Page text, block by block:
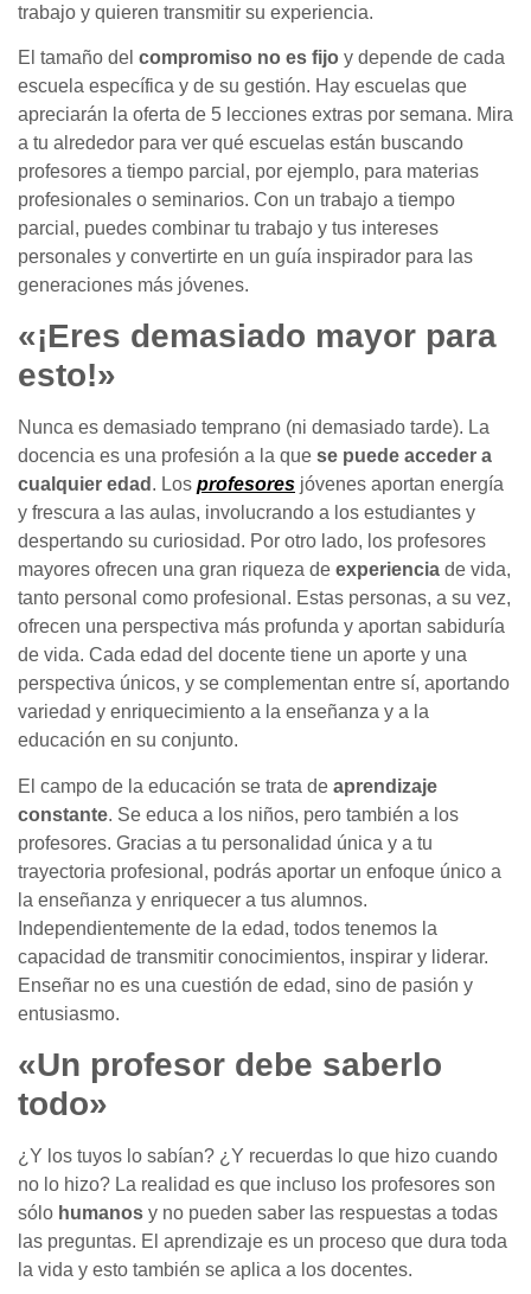
trabajo y quieren transmitir su experiencia.
El tamaño del compromiso no es fijo y depende de cada
escuela específica y de su gestión. Hay escuelas que
apreciarán la oferta de 5 lecciones extras por semana. Mira
a tu alrededor para ver qué escuelas están buscando
profesores a tiempo parcial, por ejemplo, para materias
profesionales o seminarios. Con un trabajo a tiempo
parcial, puedes combinar tu trabajo y tus intereses
personales y convertirte en un guía inspirador para las
generaciones más jóvenes.
«¡Eres demasiado mayor para
esto!»
Nunca es demasiado temprano (ni demasiado tarde). La
docencia es una profesión a la que se puede acceder a
cualquier edad . Los profesores jóvenes aportan energía
y frescura a las aulas, involucrando a los estudiantes y
despertando su curiosidad. Por otro lado, los profesores
mayores ofrecen una gran riqueza de experiencia de vida,
tanto personal como profesional. Estas personas, a su vez,
ofrecen una perspectiva más profunda y aportan sabiduría
de vida. Cada edad del docente tiene un aporte y una
perspectiva únicos, y se complementan entre sí, aportando
variedad y enriquecimiento a la enseñanza y a la
educación en su conjunto.
El campo de la educación se trata de aprendizaje
constante. Se educa a los niños, pero también a los
profesores. Gracias a tu personalidad única y a tu
trayectoria profesional, podrás aportar un enfoque único a
la enseñanza y enriquecer a tus alumnos.
Independientemente de la edad, todos tenemos la
capacidad de transmitir conocimientos, inspirar y liderar.
Enseñar no es una cuestión de edad, sino de pasión y
entusiasmo.
«Un profesor debe saberlo
todo»
¿Y los tuyos lo sabían? ¿Y recuerdas lo que hizo cuando
no lo hizo? La realidad es que incluso los profesores son
sólo humanos y no pueden saber las respuestas a todas
las preguntas. El aprendizaje es un proceso que dura toda
la vida y esto también se aplica a los docentes.